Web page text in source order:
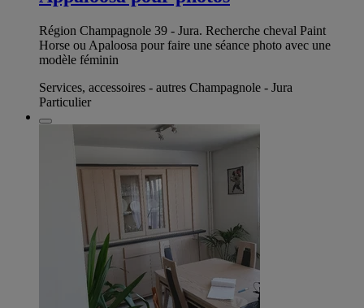
Région Champagnole 39 - Jura. Recherche cheval Paint
Horse ou Apaloosa pour faire une séance photo avec une
modèle féminin
Services, accessoires - autres Champagnole - Jura
Particulier